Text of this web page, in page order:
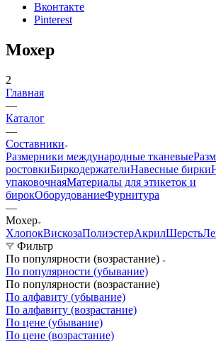
Вконтакте
Pinterest
Мохер
2
Главная
—
Каталог
—
Составники
Размерники международные тканевые
ростовкиБиркодержателиНавесные бирки
упаковочнаяМатериалы для этикеток и
бирокОборудованиеФурнитура
—
Мохер
ХлопокВискозаПолиэстерАкрилШерсть
Фильтр
По популярности (возрастание)
По популярности (убывание)
По популярности (возрастание)
По алфавиту (убывание)
По алфавиту (возрастание)
По цене (убывание)
По цене (возрастание)